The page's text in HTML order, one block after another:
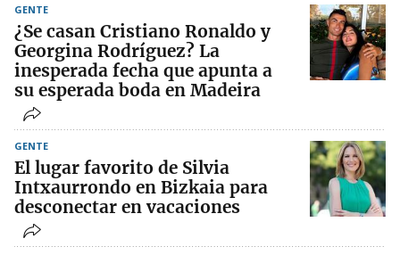
GENTE
¿Se casan Cristiano Ronaldo y
Georgina Rodríguez? La
inesperada fecha que apunta a
su esperada boda en Madeira
GENTE
El lugar favorito de Silvia
Intxaurrondo en Bizkaia para
desconectar en vacaciones